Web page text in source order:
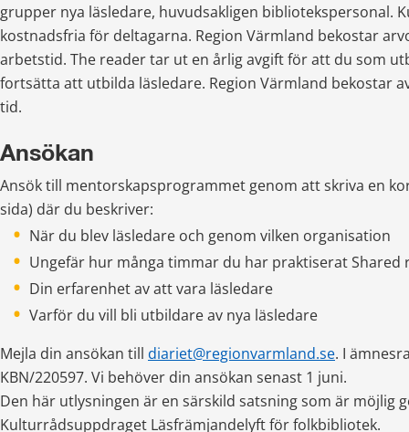
grupper nya läsledare, huvudsakligen bibliotekspersonal.
kostnadsfria för deltagarna. Region Värmland bekostar
arbetstid. The reader tar ut en årlig avgift för att du som
fortsätta att utbilda läsledare. Region Värmland bekostar
tid.
Ansökan
Ansök till mentorskapsprogrammet genom att skriva en
sida) där du beskriver:
När du blev läsledare och genom vilken organisation
Ungefär hur många timmar du har praktiserat Shared
Din erfarenhet av att vara läsledare
Varför du vill bli utbildare av nya läsledare
Mejla din ansökan till diariet@regionvarmland.se. I
KBN/220597. Vi behöver din ansökan senast 1 juni.
Den här utlysningen är en särskild satsning som är möjlig
Kulturrådsuppdraget Läsfrämjandelyft för folkbibliotek.